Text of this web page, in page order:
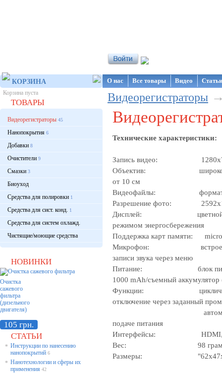
КОРЗИНА
Корзина пуста
ТОВАРЫ
Видеорегистраторы 45
Нанопокрытия 6
Добавки 8
Очистители 9
Смазки 3
Биоуход
Средства для полировки 1
Средства для сист. конд. 1
Средства для систем охлажд.
Чистящие/моющие средства
НОВИНКИ
Очистка
сажевого
фильтра
(дизельного
двигателя)
105 грн.
СТАТЬИ
* Инструкции по нанесению
нанопокрытий 6
* Нанотехнологии и сферы их
применения 42
О нас Все товары Видео
Видеорегистраторы
Технические характеристики:
Запись видео: 1280х720,
Объектив:
от 10 см
Видеофайлы: формат –
Разрешение фото:
Дисплей: цветной TFT
режимом энергосбережения
Поддержка карт памяти: micro
Микрофон: встроенный,
записи звука через меню
Питание: блок питания
1000 mAh/съемный
Функции: циклическая
отключение через заданный
автоматическое
подаче питания
Интерфейсы: HDMI,
Вес: 98
Размеры: